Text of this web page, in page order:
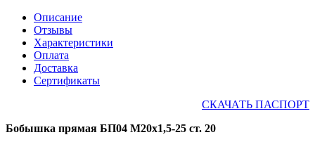
Описание
Отзывы
Характеристики
Оплата
Доставка
Сертификаты
СКАЧАТЬ ПАСПОРТ
Бобышка прямая БП04 М20х1,5-25 ст. 20